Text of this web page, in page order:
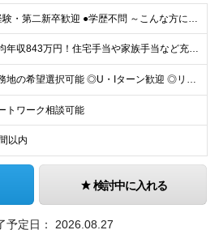
●未経験・第二新卒歓迎 ●学歴不問 ～こんな方にピッタリ～ ・一生モノの専門スキルを身につけたい方 ・自身の市場価値を高めたい方 ・チームで協力しながら業務に取り組みたい方 ・目標に向かって仕事に取
＼平均年収843万円！住宅手当や家族手当など充実した福利厚生／ 月給25万円〜40万円＋賞与年2回＋決算賞与 ■住宅手当について ・東京本社勤務／月6万6000円 ・大阪本社勤務／月4万4000円
◎勤務地の希望選択可能 ◎U・Iターン歓迎 ◎リモートワーク相談可能 ＜下記いずれかでの勤務です＞ ■大阪本社 大阪府吹田市江坂町1-23-38 F&Mビル ■東京本社 東京都中央区京橋1-2-5
トワーク相談可能
以内
検討中に入れる
予定日： 2026.08.27